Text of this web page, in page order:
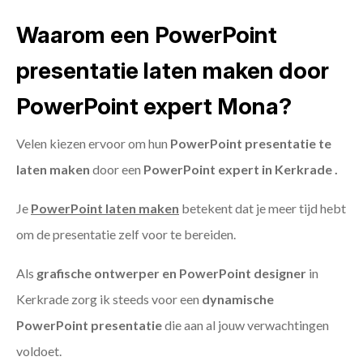
Waarom een PowerPoint
presentatie laten maken door
PowerPoint expert Mona?
Velen kiezen ervoor om hun PowerPoint presentatie te
laten maken door een PowerPoint expert in Kerkrade .
Je PowerPoint laten maken betekent dat je meer tijd hebt
om de presentatie zelf voor te bereiden.
Als grafische ontwerper en PowerPoint designer in
Kerkrade zorg ik steeds voor een dynamische
PowerPoint presentatiedie aan al jouw verwachtingen
voldoet.